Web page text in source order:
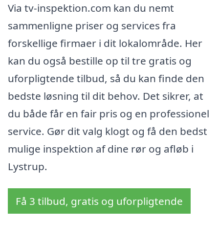
Via tv-inspektion.com kan du nemt
sammenligne priser og services fra
forskellige firmaer i dit lokalområde. Her
kan du også bestille op til tre gratis og
uforpligtende tilbud, så du kan finde den
bedste løsning til dit behov. Det sikrer, at
du både får en fair pris og en professionel
service. Gør dit valg klogt og få den bedst
mulige inspektion af dine rør og afløb i
Lystrup.
Få 3 tilbud, gratis og uforpligtende